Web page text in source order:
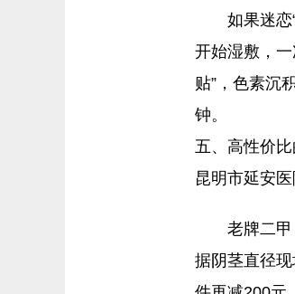
如果迷
开始湿敷，
贴”，色素沉
钟。
五、高性价
昆明市延安
老牌二
据阴茎直径